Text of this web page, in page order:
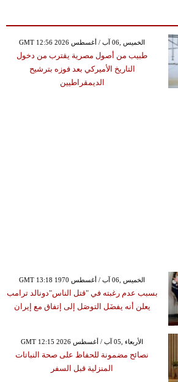
GMT 12:56 2026 الخميس ,06 آب / أغسطس
طبيب من أصول مصرية يقترب من دخول
التاريخ الأميركي بعد فوزه بترشيح
الديمقراطيين
GMT 13:18 1970 الخميس ,06 آب / أغسطس
بسبب عدم رغبته في "قتل الناس"دونالد ترامب
يعلن أنه يفضَل التوصَل إلى إتفاق مع إيران
GMT 12:15 2026 الأربعاء ,05 آب / أغسطس
نصائح مضمونة للحفاظ على صحة النباتات
المنزلية قبل السفر